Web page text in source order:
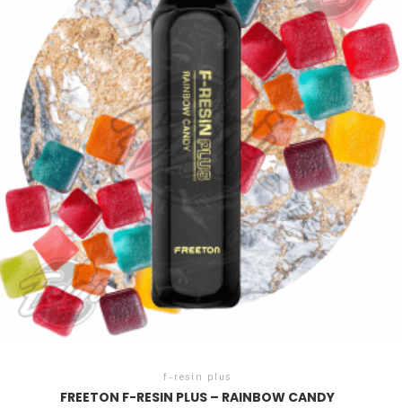
f-resin plus
FREETON F-RESIN PLUS – RAINBOW CANDY